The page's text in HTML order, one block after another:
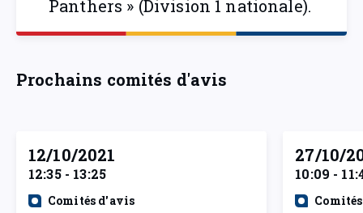
Panthers » (Division 1 nationale).
Prochains comités d'avis
12/10/2021
12:35 - 13:25
Comités d'avis
27/10/
10:09 -